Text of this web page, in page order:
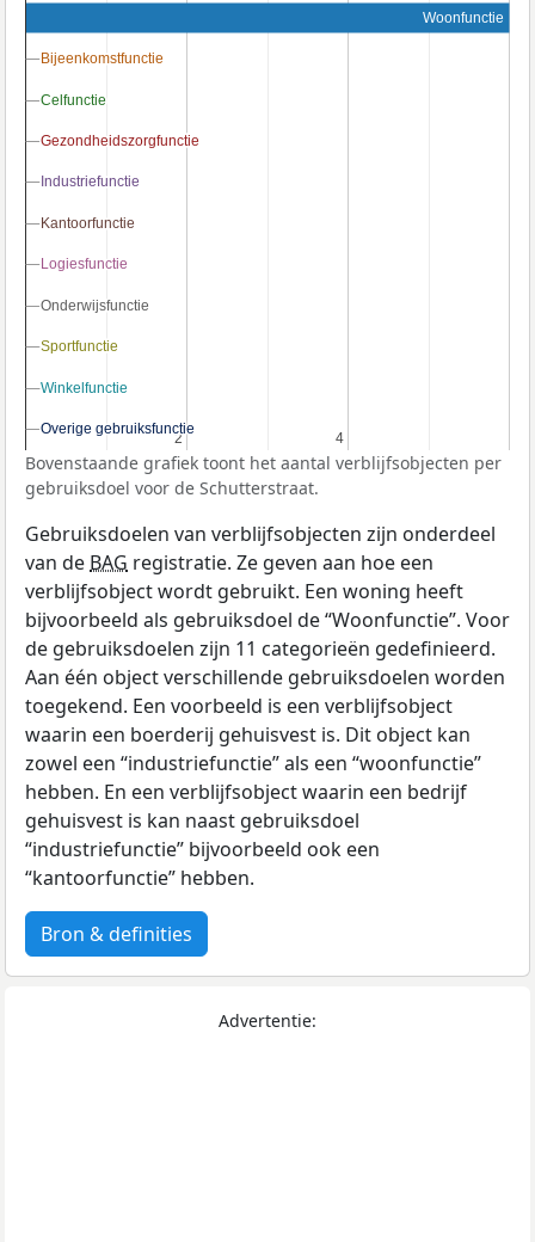
2
2 4
4
Woonfunctie
Bijeenkomstfunctie
Bijeenkomstfunctie
Celfunctie
Celfunctie
Gezondheidszorgfunctie
Gezondheidszorgfunctie
Industriefunctie
Industriefunctie
Kantoorfunctie
Kantoorfunctie
Logiesfunctie
Logiesfunctie
Onderwijsfunctie
Onderwijsfunctie
Sportfunctie
Sportfunctie
Winkelfunctie
Winkelfunctie
Overige gebruiksfunctie
Overige gebruiksfunctie
Bovenstaande grafiek toont het aantal verblijfsobjecten per
gebruiksdoel voor de Schutterstraat.
Gebruiksdoelen van verblijfsobjecten zijn onderdeel
van de BAG registratie. Ze geven aan hoe een
verblijfsobject wordt gebruikt. Een woning heeft
bijvoorbeeld als gebruiksdoel de “Woonfunctie”. Voor
de gebruiksdoelen zijn 11 categorieën gedefinieerd.
Aan één object verschillende gebruiksdoelen worden
toegekend. Een voorbeeld is een verblijfsobject
waarin een boerderij gehuisvest is. Dit object kan
zowel een “industriefunctie” als een “woonfunctie”
hebben. En een verblijfsobject waarin een bedrijf
gehuisvest is kan naast gebruiksdoel
“industriefunctie” bijvoorbeeld ook een
“kantoorfunctie” hebben.
Bron & definities
Advertentie: